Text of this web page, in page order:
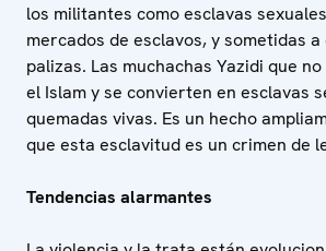
los militantes como esclavas
mercados de esclavos, y sometidas
palizas. Las muchachas Yazidi que
el Islam y se convierten en esclavas
quemadas vivas. Es un hecho
que esta esclavitud es un crimen de
Tendencias alarmantes